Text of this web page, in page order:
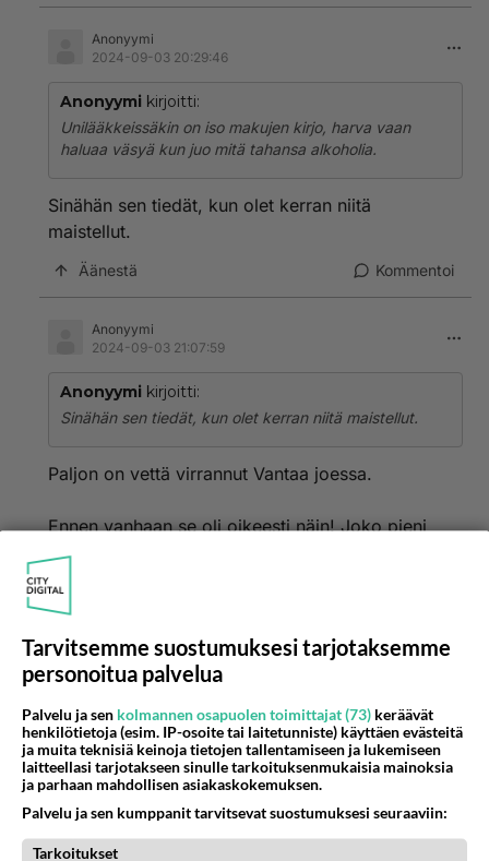
Anonyymi
2024-09-03 20:29:46
Anonyymi kirjoitti:
Unilääkkeissäkin on iso makujen kirjo, harva vaan
haluaa väsyä kun juo mitä tahansa alkoholia.
Sinähän sen tiedät, kun olet kerran niitä
maistellut.
Äänestä Kommentoi
Anonyymi
2024-09-03 21:07:59
Anonyymi kirjoitti:
Sinähän sen tiedät, kun olet kerran niitä maistellut.
Paljon on vettä virrannut Vantaa joessa.
Ennen vanhaan se oli oikeesti näin! Joko pieni
tuoppi 10 mk tai iso tuoppi 15 Mk. Ja siinä kaikki.
Mää tykkään myös stouteista. On käyty esim
Tv TimmyH
Äänestä Kommentoi
Tarvitsemme suostumuksesi tarjotaksemme
personoitua palvelua
Palvelu ja sen kolmannen osapuolen toimittajat (73) keräävät
henkilötietoja (esim. IP-osoite tai laitetunniste) käyttäen evästeitä
ja muita teknisiä keinoja tietojen tallentamiseen ja lukemiseen
laitteellasi tarjotakseen sinulle tarkoituksenmukaisia mainoksia
ja parhaan mahdollisen asiakaskokemuksen.
Palvelu ja sen kumppanit tarvitsevat suostumuksesi seuraaviin:
Tarkoitukset